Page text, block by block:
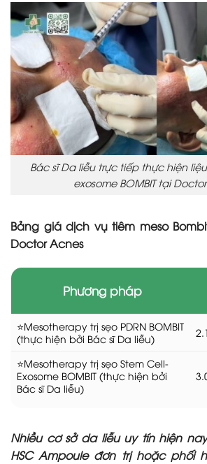
Bác sĩ Da liễu trực tiếp thực hiện
exosome BOMBITtại
Bảng giá dịch vụ tiêm meso
Doctor Acnes
Phương pháp
⭐Mesotherapy trị sẹo PDRN BOMBIT
(thực hiện bởi Bác sĩ Da liễu)
⭐Mesotherapy trị sẹo Stem Cell-
Exosome BOMBIT (thực hiện bởi
Bác sĩ Da liễu)
Nhiều cơ sở da liễu uy tín hiện
HSC Ampoule đơn trị hoặc phối